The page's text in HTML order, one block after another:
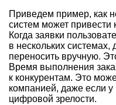
Приведем пример, как
систем может привести
Когда заявки
в нескольких системах,
переносить вручную.
Время выполнения
к конкурентам. Это
компанией, даже если
цифровой зрелости.